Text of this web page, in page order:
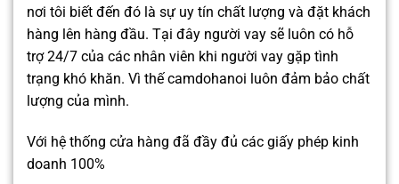
nơi tôi biết đến đó là sự uy tín chất lượng và đặt khách
hàng lên hàng đầu. Tại đây người vay sẽ luôn có hỗ
trợ 24/7 của các nhân viên khi người vay gặp tình
trạng khó khăn. Vì thế camdohanoi luôn đảm bảo chất
lượng của mình.
Với hệ thống cửa hàng đã đầy đủ các giấy phép kinh
doanh 100%